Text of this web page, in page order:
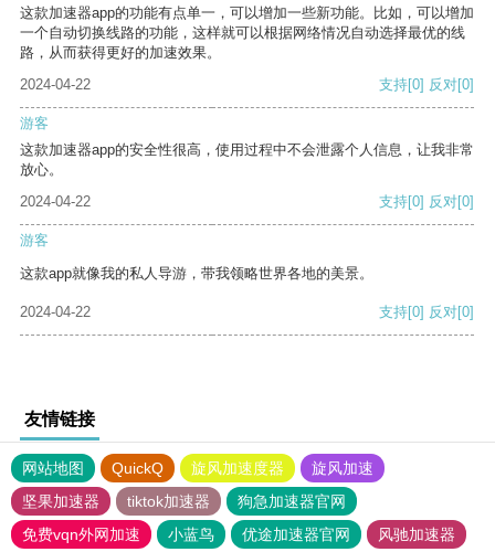
这款加速器app的功能有点单一，可以增加一些新功能。比如，可以增加
一个自动切换线路的功能，这样就可以根据网络情况自动选择最优的线
路，从而获得更好的加速效果。
2024-04-22
支持[0] 反对[0]
游客
这款加速器app的安全性很高，使用过程中不会泄露个人信息，让我非常
放心。
2024-04-22
支持[0] 反对[0]
游客
这款app就像我的私人导游，带我领略世界各地的美景。
2024-04-22 支持[0] 反对[0]
友情链接
网站地图 QuickQ 旋风加速度器
旋风加速
坚果加速器
tiktok加速器
狗急加速器官网
免费vqn外网加速
小蓝鸟 优途加速器官网
风驰加速器